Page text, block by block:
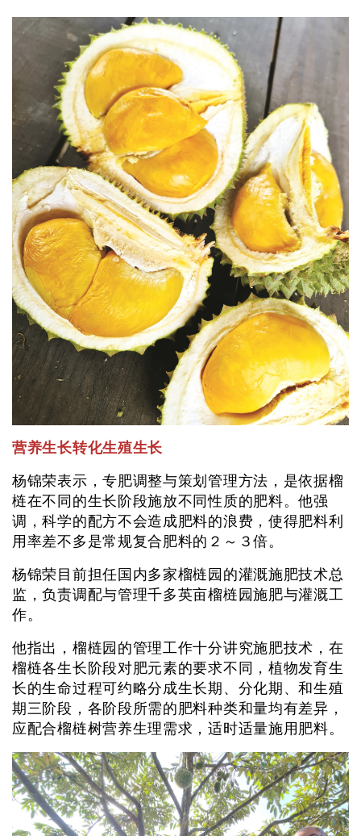
营养生长转化生殖生长
杨锦荣表示，专肥调整与策划管理方法，是依据榴
梿在不同的生长阶段施放不同性质的肥料。他强
调，科学的配方不会造成肥料的浪费，使得肥料利
用率差不多是常规复合肥料的２～３倍。
杨锦荣目前担任国内多家榴梿园的灌溉施肥技术总
监，负责调配与管理千多英亩榴梿园施肥与灌溉工
作。
他指出，榴梿园的管理工作十分讲究施肥技术，在
榴梿各生长阶段对肥元素的要求不同，植物发育生
长的生命过程可约略分成生长期、分化期、和生殖
期三阶段，各阶段所需的肥料种类和量均有差异，
应配合榴梿树营养生理需求，适时适量施用肥料。